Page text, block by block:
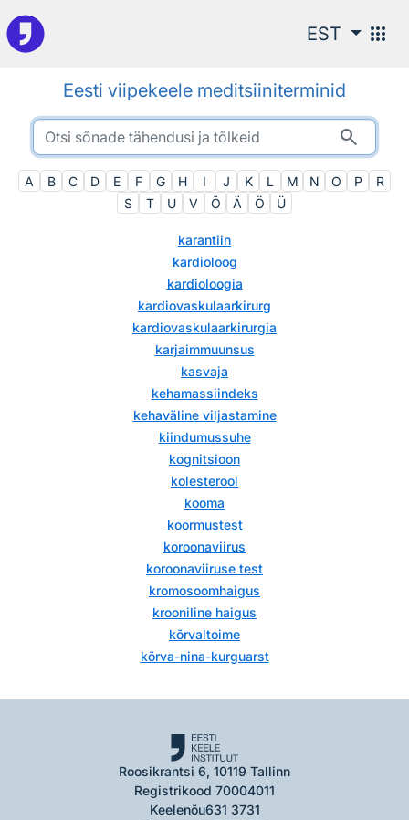
Otsingu juurde
EST apps
Eesti viipekeele meditsiiniterminid
search
A B C D E F G H I J K L M N O P
R
S
T U V Õ Ä Ö Ü
karantiin
kardioloog
kardioloogia
kardiovaskulaarkirurg
kardiovaskulaarkirurgia
karjaimmuunsus
kasvaja
kehamassiindeks
kehaväline viljastamine
kiindumussuhe
kognitsioon
kolesterool
kooma
koormustest
koroonaviirus
koroonaviiruse test
kromosoomhaigus
krooniline haigus
kõrvaltoime
kõrva-nina-kurguarst
Roosikrantsi 6, 10119 Tallinn
Registrikood 70004011
Keelenõu631 3731